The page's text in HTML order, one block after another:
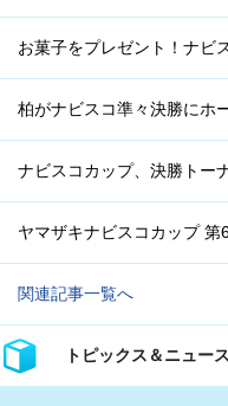
お菓子をプレゼント！ナビ
柏がナビスコ準々決勝にホ
ナビスコカップ、決勝トー
ヤマザキナビスコカップ 第
関連記事一覧へ
トピックス＆ニュース